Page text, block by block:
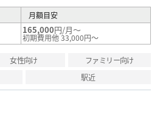
月額目安
165,000円/月～
初期費用他 33,000円～
女性向け
ファミリー向け
駅近